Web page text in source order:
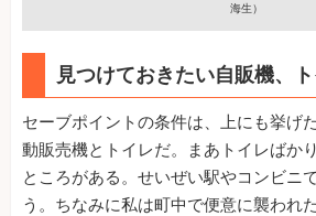
海生）
見つけておきたい自販機、
セーブポイントの条件は、上にも挙げ
動販売機とトイレだ。まあトイレばか
ところがある。せいぜい駅やコンビニ
う。ちなみに私は町中で便意に襲われ